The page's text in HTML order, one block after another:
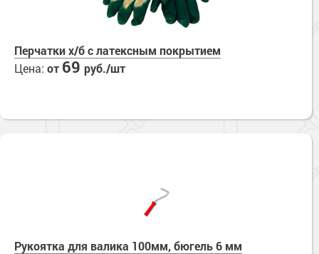
Перчатки х/б с латексным покрытием
Цена: от 69 руб./шт
Рукоятка для валика 100мм, бюгель 6 мм